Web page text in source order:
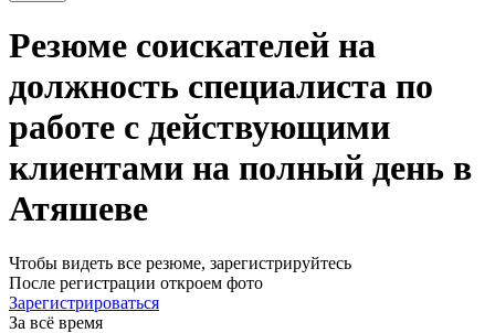
Резюме соискателей на
должность специалиста по
работе с действующими
клиентами на полный день в
Атяшеве
Чтобы видеть все резюме, зарегистрируйтесь
После регистрации откроем фото
Зарегистрироваться
За всё время